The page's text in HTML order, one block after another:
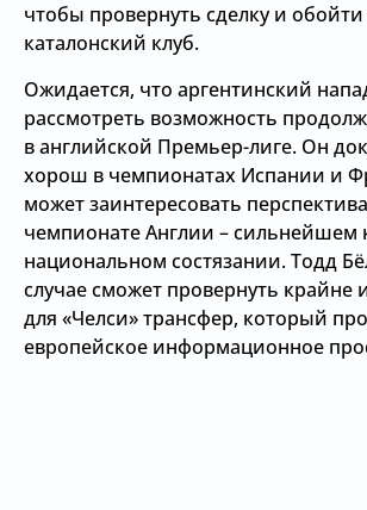
чтобы провернуть сделку и обойти
каталонский клуб.
Ожидается, что аргентинский
рассмотреть возможность
в английской Премьер-лиге. Он
хорош в чемпионатах Испании и
может заинтересовать
чемпионате Англии – сильнейшем
национальном состязании. Тодд
случае сможет провернуть крайне
для «Челси» трансфер, который
европейское информационное